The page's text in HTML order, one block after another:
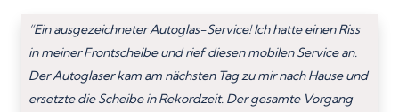
“Ein ausgezeichneter Autoglas-Service! Ich hatte einen Riss
in meiner Frontscheibe und rief diesen mobilen Service an.
Der Autoglaser kam am nächsten Tag zu mir nach Hause und
ersetzte die Scheibe in Rekordzeit. Der gesamte Vorgang